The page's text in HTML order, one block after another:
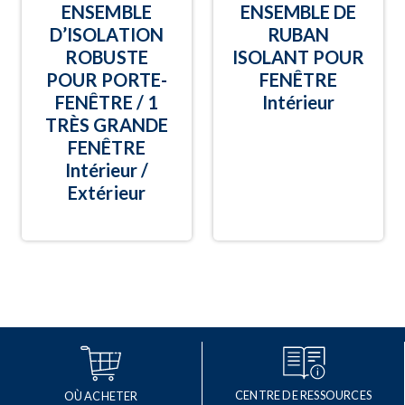
ENSEMBLE
D’ISOLATION
ROBUSTE
POUR PORTE-
FENÊTRE / 1
TRÈS GRANDE
FENÊTRE
Intérieur /
Extérieur
ENSEMBLE DE
RUBAN
ISOLANT POUR
FENÊTRE
Intérieur
OÙ ACHETER CENTRE DE RESSOURCES